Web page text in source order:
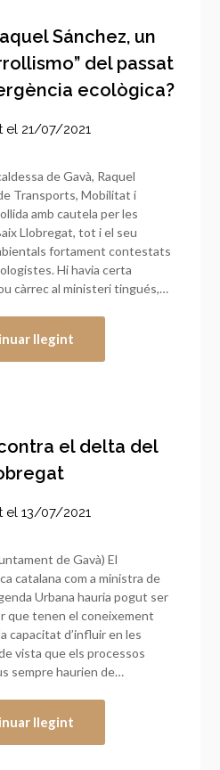
Sánchez, un
del passat
ecològica?
el 21/07/2021
de Gavà, Raquel
Transports, Mobilitat i
amb cautela per les
Llobregat, tot i el seu
fortament contestats
Hi havia certa
càrrec al ministeri tingués,…
llegint
el delta del
el 13/07/2021
de Gavà) El
catalana com a ministra de
Urbana hauria pogut ser
que tenen el coneixement
capacitat d’influir en les
vista que els processos
sempre haurien de…
llegint